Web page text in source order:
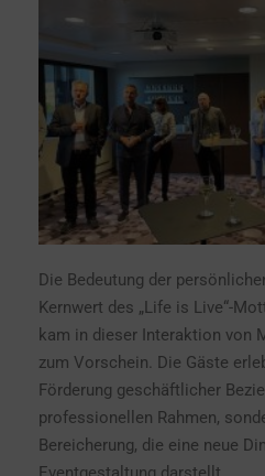
Die Bedeutung der
Kernwert des „Life is Live“-
kam in dieser Interaktion von
zum Vorschein. Die Gäste
Förderung geschäftlicher
professionellen Rahmen,
Bereicherung, die eine neue